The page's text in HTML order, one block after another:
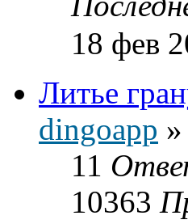
18 фев
Литье
dingoapp »
11
10363